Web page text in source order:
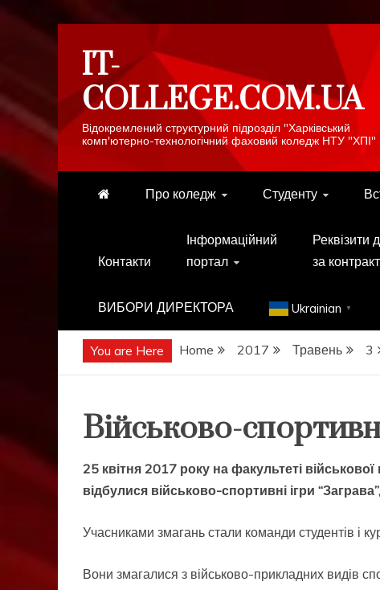
contentIT-
COLLEGE.COM.UA
Відокремлений структурний підрозділ "Харківський
комп'ютерно-технологічний фаховий коледж НТУ "ХПІ"
Про коледж Студенту
Контакти
Інформаційний
портал
Реквізити
за контракт
ВИБОРИ ДИРЕКТОРА Ukrainian ▼
You are Here Home 2017 Травень 3
Військово-
25 квітня 2017 року на факультеті
відбулися військово-спортивні ігри
Учасниками змагань стали команди студентів і
Вони змагалися з військово-прикладних видів